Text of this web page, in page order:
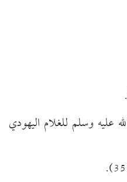
عليه وسلم للغلام اليهودي